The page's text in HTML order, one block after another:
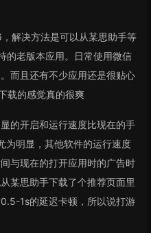
解决方法是可以从某思助手等
的老版本应用。日常使用微信
而且还有不少应用还是很贴心
载的感觉真的很爽
的开启和运行速度比现在的手
为明显，其他软件的运行速度
与现在的打开应用时的广告时
某思助手下载了个推荐页面里
1s的延迟卡顿，所以说打游